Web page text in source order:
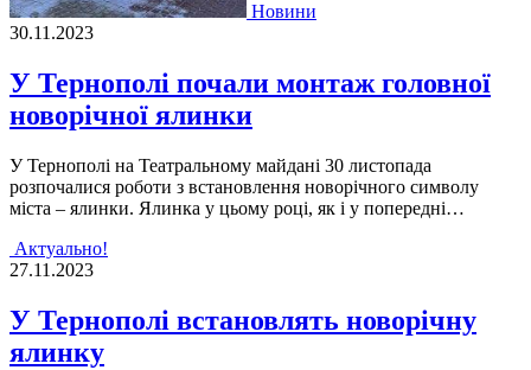
Новини
30.11.2023
У Тернополі почали монтаж головної
новорічної ялинки
У Тернополі на Театральному майдані 30 листопада
розпочалися роботи з встановлення новорічного символу
міста – ялинки. Ялинка у цьому році, як і у попередні…
Актуально!
27.11.2023
У Тернополі встановлять новорічну
ялинку